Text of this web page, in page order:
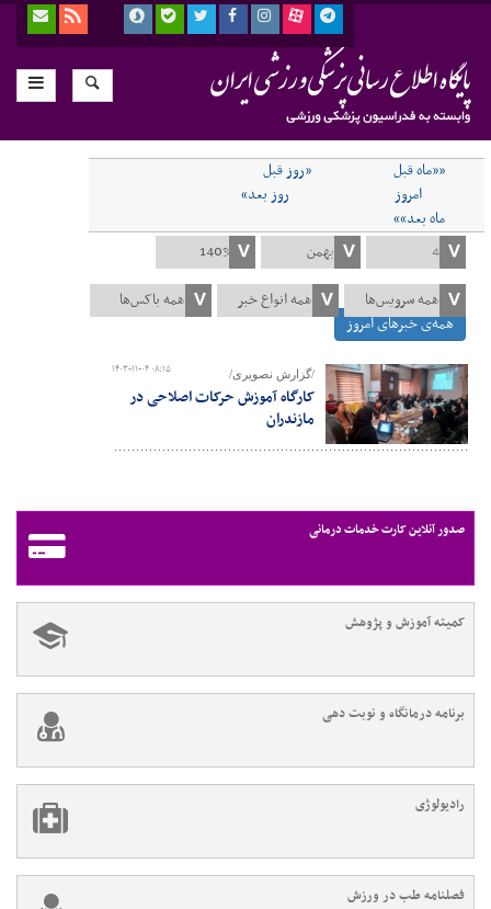
««ماه قبل
«روز قبل
امروز
روز بعد»
ماه بعد»»
همه‌ی خبرهای امروز
۱۴۰۳-۱۱-۰۴ ۰۸:۱۵ /گزارش نصویری/
کارگاه آموزش حرکات اصلاحی در
مازندران
صدور آنلاین کارت خدمات درمانی
کمیته آموزش و پژوهش
برنامه درمانگاه و نوبت دهی
رادیولوژی
فصلنامه طب در ورزش